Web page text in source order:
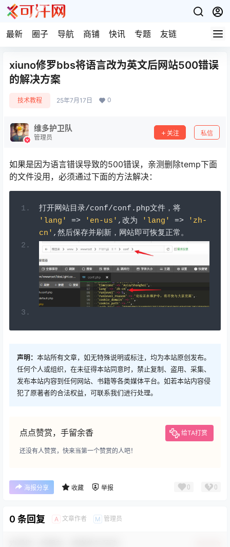
最新 圈子 导航 商铺 快讯 专题 友链
xiuno修罗bbs将语言改为英文后网站500错误
的解决方案
技术教程 25年7月17日 0
维多护卫队
管理员
关注 私信
如果是因为语言错误导致的500错误，亲测删除temp下面
的文件没用，必须通过下面的方法解决：
打开网站目录/conf/conf . php文件，将
'lang'
=> 'en-us' ,改为 'lang' =>
'zh-
cn' ,然后保存并刷新，网站即可恢复正常。
声明： 本站所有文章，如无特殊说明或标注，均为本站原创发布。
任何个人或组织，在未征得本站同意时，禁止复制、盗用、采集、
发布本站内容到任何网站、书籍等各类媒体平台。如若本站内容侵
犯了原著者的合法权益，可联系我们进行处理。
点点赞赏，手留余香 给TA打赏
还没有人赞赏，快来当第一个赞赏的人吧！
海报分享 收藏 举报 0 0
0 条回复 A 文章作者 M 管理员